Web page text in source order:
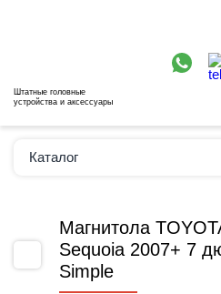
Штатные головные
устройства и аксессуары
Каталог
Магнитола
Sequoia 2007+ 7
Simple